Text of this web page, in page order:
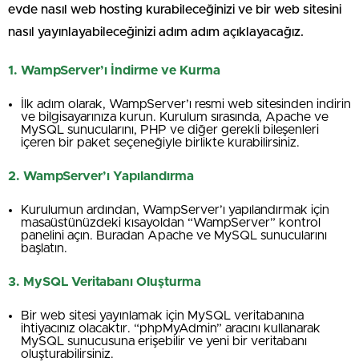
evde nasıl web hosting kurabileceğinizi ve bir web sitesini
nasıl yayınlayabileceğinizi adım adım açıklayacağız.
1. WampServer’ı İndirme ve Kurma
İlk adım olarak, WampServer’ı resmi web sitesinden indirin
ve bilgisayarınıza kurun. Kurulum sırasında, Apache ve
MySQL sunucularını, PHP ve diğer gerekli bileşenleri
içeren bir paket seçeneğiyle birlikte kurabilirsiniz.
2. WampServer’ı Yapılandırma
Kurulumun ardından, WampServer’ı yapılandırmak için
masaüstünüzdeki kısayoldan “WampServer” kontrol
panelini açın. Buradan Apache ve MySQL sunucularını
başlatın.
3. MySQL Veritabanı Oluşturma
Bir web sitesi yayınlamak için MySQL veritabanına
ihtiyacınız olacaktır. “phpMyAdmin” aracını kullanarak
MySQL sunucusuna erişebilir ve yeni bir veritabanı
oluşturabilirsiniz.